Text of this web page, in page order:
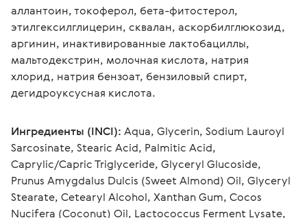
аллантоин, токоферол, бета-фитостерол,
этилгексилглицерин, сквалан, аскорбилглюкозид,
аргинин, инактивированные лактобациллы,
мальтодекстрин, молочная кислота, натрия
хлорид, натрия бензоат, бензиловый спирт,
дегидроуксусная кислота.
Ингредиенты (INCI): Aqua, Glycerin, Sodium Lauroyl
Sarcosinate, Stearic Acid, Palmitic Acid,
Caprylic/Capric Triglyceride, Glyceryl Glucoside,
Prunus Amygdalus Dulcis (Sweet Almond) Oil, Glyceryl
Stearate, Cetearyl Alcohol, Xanthan Gum, Cocos
Nucifera (Coconut) Oil, Lactococcus Ferment Lysate,